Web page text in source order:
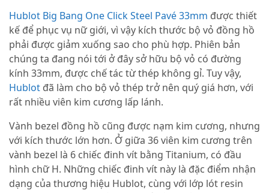
Hublot Big Bang One Click Steel Pavé 33mm được thiết
kế để phục vụ nữ giới, vì vậy kích thước bộ vỏ đồng hồ
phải được giảm xuống sao cho phù hợp. Phiên bản
chúng ta đang nói tới ở đây sở hữu bộ vỏ có đường
kính 33mm, được chế tác từ thép không gỉ. Tuy vậy,
Hublot đã làm cho bộ vỏ thép trở nên quý giá hơn, với
rất nhiều viên kim cương lấp lánh.
Vành bezel đồng hồ cũng được nạm kim cương, nhưng
với kích thước lớn hơn. Ở giữa 36 viên kim cương trên
vành bezel là 6 chiếc đinh vít bằng Titanium, có đầu
hình chữ H. Những chiếc đinh vít này là đặc điểm nhận
dạng của thương hiệu Hublot, cùng với lớp lót resin